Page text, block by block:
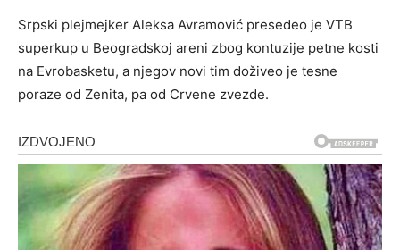
Srpski plejmejker Aleksa Avramović presedeo je VTB
superkup u Beogradskoj areni zbog kontuzije petne kosti
na Evrobasketu, a njegov novi tim doživeo je tesne
poraze od Zenita, pa od Crvene zvezde.